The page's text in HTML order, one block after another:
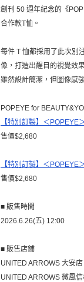
創刊 50 週年紀念的《
合作款T恤。
每件 T 恤都採用了此次別
像，打造出醒目的視覺效
雖然設計簡潔，但圖像感
POPEYE for
【特別訂製】＜POPEYE
售價$2,680
【特別訂製】＜POPEYE
售價$2,680
■ 販售時間
2026.6.26(五) 12:00
■ 販售店鋪
UNITED ARROWS 大安店
UNITED ARROWS 微風